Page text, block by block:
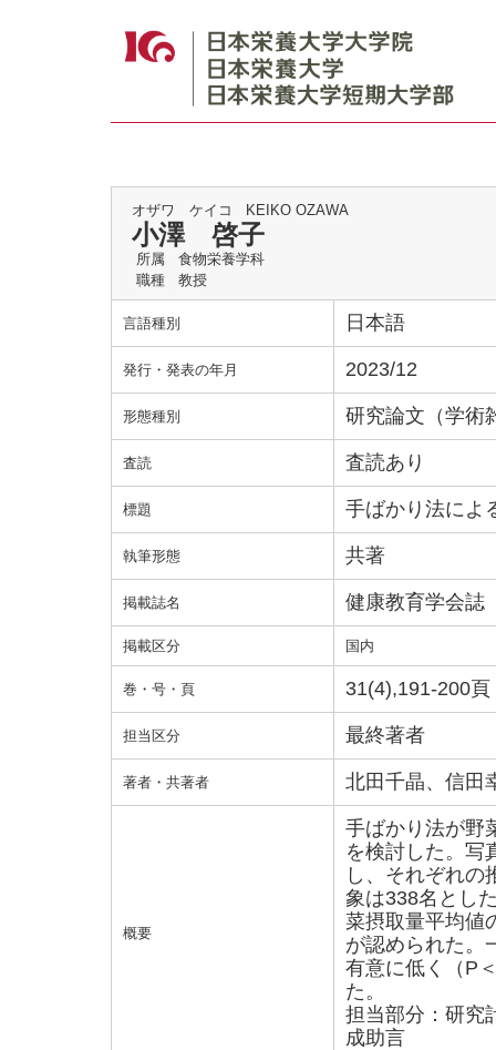
オザワ ケイコ KEIKO OZAWA
小澤 啓子
所属
食物栄養学科
職種
教授
言語種別 日本語
発行・発表の年月 2023/12
形態種別 研究論文（学術
査読 査読あり
標題 手ばかり法によ
執筆形態 共著
掲載誌名 健康教育学会誌
掲載区分 国内
巻・号・頁 31(4),191-200頁
担当区分 最終著者
著者・共著者 北田千晶、信田
概要
手ばかり法が野
を検討した。写
し、それぞれの
象は338名とし
菜摂取量平均値
が認められた。
有意に低く（P
た。
担当部分：研究
成助言